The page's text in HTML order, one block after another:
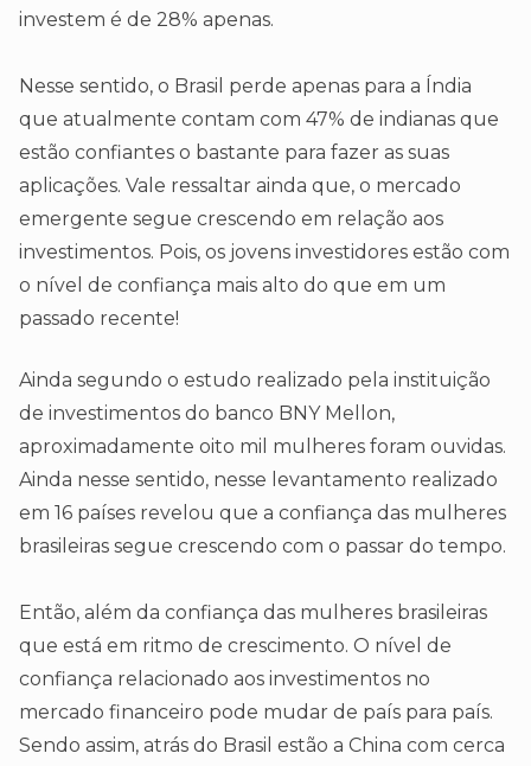
investem é de 28% apenas.
Nesse sentido, o Brasil perde apenas para a Índia
que atualmente contam com 47% de indianas que
estão confiantes o bastante para fazer as suas
aplicações. Vale ressaltar ainda que, o mercado
emergente segue crescendo em relação aos
investimentos. Pois, os jovens investidores estão com
o nível de confiança mais alto do que em um
passado recente!
Ainda segundo o estudo realizado pela instituição
de investimentos do banco BNY Mellon,
aproximadamente oito mil mulheres foram ouvidas.
Ainda nesse sentido, nesse levantamento realizado
em 16 países revelou que a confiança das mulheres
brasileiras segue crescendo com o passar do tempo.
Então, além da confiança das mulheres brasileiras
que está em ritmo de crescimento. O nível de
confiança relacionado aos investimentos no
mercado financeiro pode mudar de país para país.
Sendo assim, atrás do Brasil estão a China com cerca